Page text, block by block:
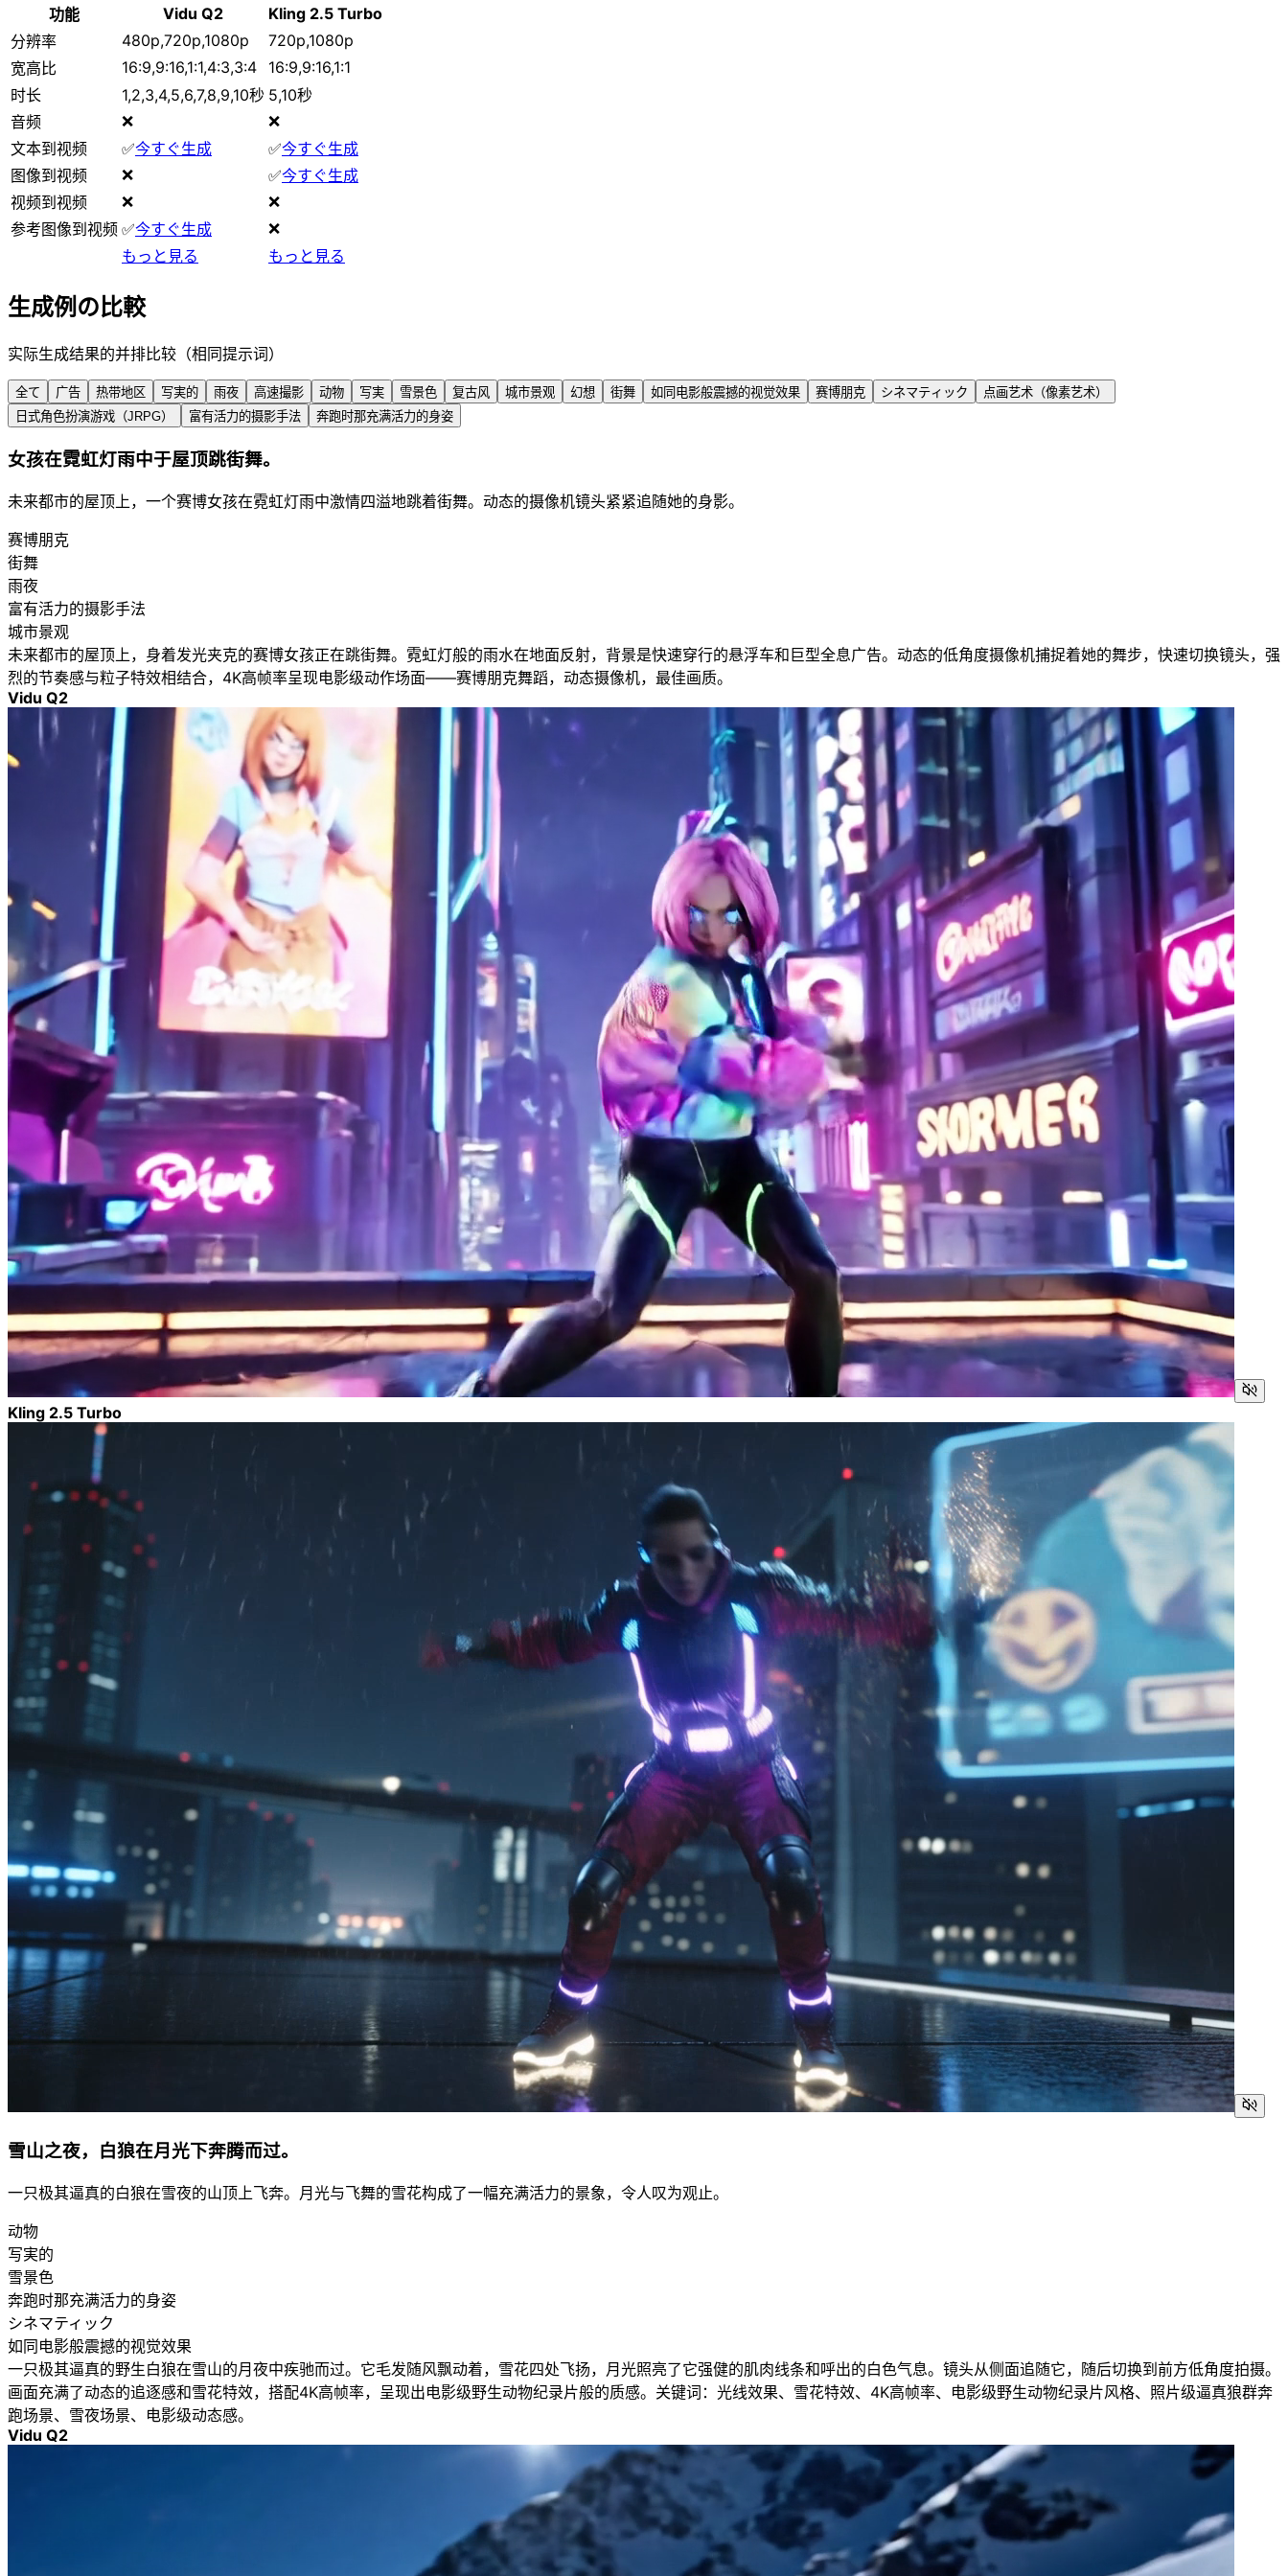
功能 Vidu Q2
Kling 2.5 Turbo
分辨率
480p,720p,1080p
720p,1080p
宽高比
16:9,9:16,1:1,4:3,3:4
16:9,9:16,1:1
时长
1,2,3,4,5,6,7,8,9,10秒 5,10秒
音频
❌
❌
文本到视频
✅今すぐ生成 ✅今すぐ生成
图像到视频
❌ ✅今すぐ生成
视频到视频
❌
❌
参考图像到视频 ✅今すぐ生成
❌
もっと見る
もっと見る
生成例の比較
实际生成结果的并排比较（相同提示词）
全て 广告 热带地区 写実的 雨夜 高速撮影 动物 写実 雪景色 复古风 城市景观 幻想 街舞 如同电影般震撼的视觉效果 赛博朋克 シネマティック
点画艺术（像素艺术）
日式角色扮演游戏（JRPG）
富有活力的摄影手法 奔跑时那充满活力的身姿
女孩在霓虹灯雨中于屋顶跳街舞。
未来都市的屋顶上，一个赛博女孩在霓虹灯雨中激情四溢地跳着街舞。动态的摄像机镜头紧紧追随她的身影。
赛博朋克
街舞
雨夜
富有活力的摄影手法
城市景观
未来都市的屋顶上，身着发光夹克的赛博女孩正在跳街舞。霓虹灯般的雨水在地面反射，背景是快速穿行的悬浮车和巨型全息广告。动态的低角度摄像机捕捉着她的舞步，快速切换镜头，强
烈的节奏感与粒子特效相结合，4K高帧率呈现电影级动作场面——赛博朋克舞蹈，动态摄像机，最佳画质。
Vidu Q2
Kling 2.5 Turbo
雪山之夜，白狼在月光下奔腾而过。
一只极其逼真的白狼在雪夜的山顶上飞奔。月光与飞舞的雪花构成了一幅充满活力的景象，令人叹为观止。
动物
写実的
雪景色
奔跑时那充满活力的身姿
シネマティック
如同电影般震撼的视觉效果
一只极其逼真的野生白狼在雪山的月夜中疾驰而过。它毛发随风飘动着，雪花四处飞扬，月光照亮了它强健的肌肉线条和呼出的白色气息。镜头从侧面追随它，随后切换到前方低角度拍摄。
画面充满了动态的追逐感和雪花特效，搭配4K高帧率，呈现出电影级野生动物纪录片般的质感。关键词：光线效果、雪花特效、4K高帧率、电影级野生动物纪录片风格、照片级逼真狼群奔
跑场景、雪夜场景、电影级动态感。
Vidu Q2